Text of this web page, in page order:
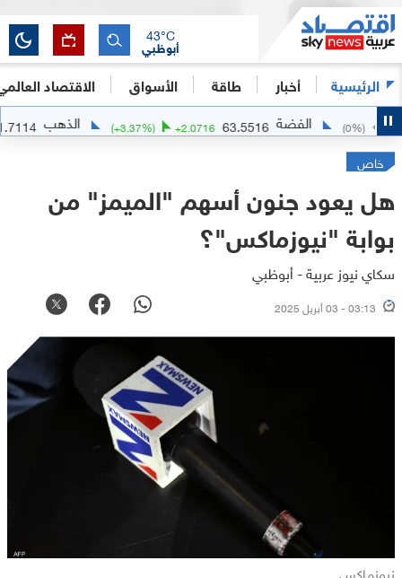
الرئيسية أخبار طاقة الأسواق الاقتصاد
أبوظبي
43°C
الفضة 63.5516
+2.0716
(+3.37%) الذهب 4341.7114
خاص
هل يعود جنون أسهم "الميمز" من
بوابة "نيوزماكس"؟
سكاي نيوز عربية - أبوظبي
03:13 - 03 أبريل 2025
نيوزماكس